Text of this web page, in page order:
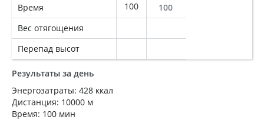
Время
100
100
Вес отягощения
Перепад высот
Результаты за день
Энергозатраты: 428 ккал
Дистанция: 10000 м
Время: 100 мин